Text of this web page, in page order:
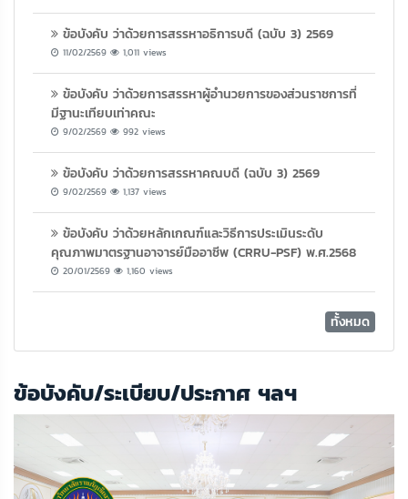
ข้อบังคับ ว่าด้วยการสรรหาอธิการบดี (ฉบับ 3) 2569
11/02/2569 1,011 views
ข้อบังคับ ว่าด้วยการสรรหาผู้อำนวยการของส่วนราชการที่
มีฐานะเทียบเท่าคณะ
9/02/2569 992 views
ข้อบังคับ ว่าด้วยการสรรหาคณบดี (ฉบับ 3) 2569
9/02/2569 1,137 views
ข้อบังคับ ว่าด้วยหลักเกณฑ์และวิธีการประเมินระดับ
คุณภาพมาตรฐานอาจารย์มืออาชีพ (CRRU-PSF) พ.ศ.2568
20/01/2569 1,160 views
ทั้งหมด
ข้อบังคับ/ระเบียบ/ประกาศ ฯลฯ